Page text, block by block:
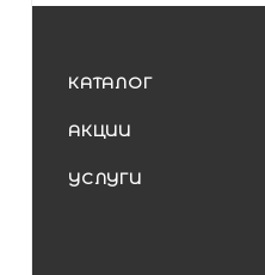
КАТАЛОГ
АКЦИИ
УСЛУГИ